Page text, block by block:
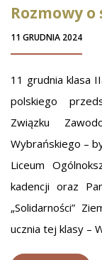
Rozmowy
11 GRUDNIA 2024
11 grudnia klasa
polskiego
Związku
Wybrańskiego –
Liceum
kadencji oraz
„Solidarności”
ucznia tej klasy –